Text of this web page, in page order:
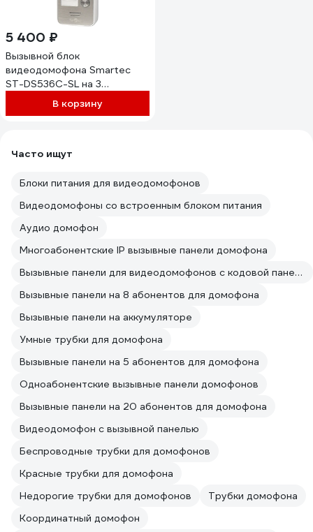
5 400 ₽
Вызывной блок
видеодомофона Smartec
ST-DS536C-SL на 3
абонента, 600 ТВЛ,
серебряный smkd0506
В корзину
Часто ищут
Блоки питания для видеодомофонов
Видеодомофоны со встроенным блоком питания
Аудио домофон
Многоабонентские IP вызывные панели домофона
Вызывные панели для видеодомофонов с кодовой панелью
Вызывные панели на 8 абонентов для домофона
Вызывные панели на аккумуляторе
Умные трубки для домофона
Вызывные панели на 5 абонентов для домофона
Одноабонентские вызывные панели домофонов
Вызывные панели на 20 абонентов для домофона
Видеодомофон с вызывной панелью
Беспроводные трубки для домофонов
Красные трубки для домофона
Недорогие трубки для домофонов
Трубки домофона
Координатный домофон